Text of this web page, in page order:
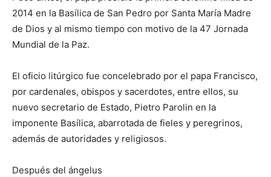
2014 en la Basílica de San Pedro por Santa María Madre
de Dios y al mismo tiempo con motivo de la 47 Jornada
Mundial de la Paz.
El oficio litúrgico fue concelebrado por el papa Francisco,
por cardenales, obispos y sacerdotes, entre ellos, su
nuevo secretario de Estado, Pietro Parolin en la
imponente Basílica, abarrotada de fieles y peregrinos,
además de autoridades y religiosos.
Después del ángelus